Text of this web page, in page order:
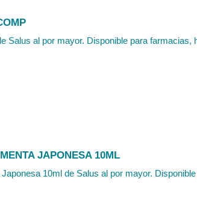
Salus al por mayor. Disponible para farmacias,
JAPONESA 10ML
10ml de Salus al por mayor.